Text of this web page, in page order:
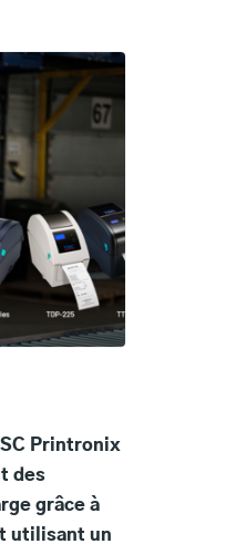
Printronix
des
grâce à
utilisant un